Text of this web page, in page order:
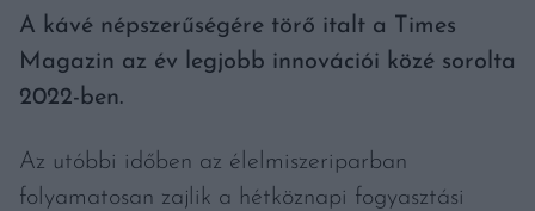
A kávé népszerűségére törő italt a Times
Magazin az év legjobb innovációi közé sorolta
2022-ben.
Az utóbbi időben az élelmiszeriparban
folyamatosan zajlik a hétköznapi fogyasztási